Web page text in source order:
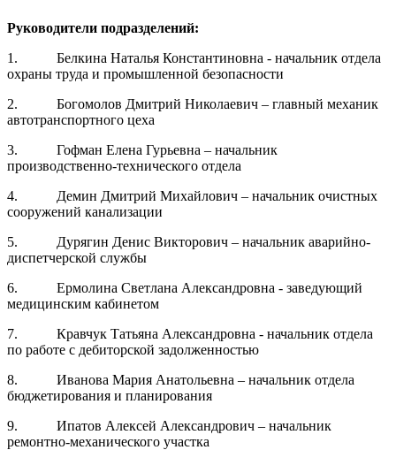
Руководители подразделений:
1. Белкина Наталья Константиновна - начальник отдела
охраны труда и промышленной безопасности
2. Богомолов Дмитрий Николаевич – главный механик
автотранспортного цеха
3. Гофман Елена Гурьевна – начальник
производственно-технического отдела
4. Демин Дмитрий Михайлович – начальник очистных
сооружений канализации
5. Дурягин Денис Викторович – начальник аварийно-
диспетчерской службы
6. Ермолина Светлана Александровна - заведующий
медицинским кабинетом
7. Кравчук Татьяна Александровна - начальник отдела
по работе с дебиторской задолженностью
8. Иванова Мария Анатольевна – начальник отдела
бюджетирования и планирования
9. Ипатов Алексей Александрович – начальник
ремонтно-механического участка